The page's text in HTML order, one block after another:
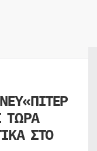
ΤΩΡΑ
ΣΤΟ